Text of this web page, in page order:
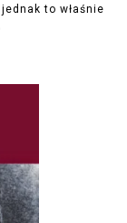
to właśnie